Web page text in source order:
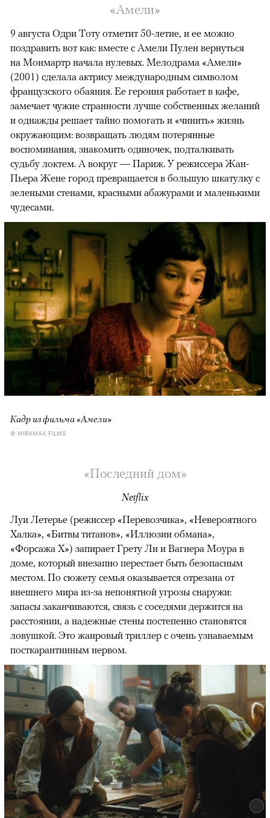
«Амели»
9 августа Одри Тоту отметит 50-летие, и ее можно
поздравить вот как: вместе с Амели Пулен вернуться
на Монмартр начала нулевых. Мелодрама «Амели»
(2001) сделала актрису международным символом
французского обаяния. Ее героиня работает в кафе,
замечает чужие странности лучше собственных желаний
и однажды решает тайно помогать и «чинить» жизнь
окружающим: возвращать людям потерянные
воспоминания, знакомить одиночек, подталкивать
судьбу локтем. А вокруг — Париж. У режиссера Жан-
Пьера Жене город превращается в большую шкатулку с
зелеными стенами, красными абажурами и маленькими
чудесами.
Кадр из фильма «Амели»
© MIRAMAX FILMS
«Последний дом»
Netflix
Луи Летерье (режиссер «Перевозчика», «Невероятного
Халка», «Битвы титанов», «Иллюзии обмана»,
«Форсажа X») запирает Грету Ли и Вагнера Моура в
доме, который внезапно перестает быть безопасным
местом. По сюжету семья оказывается отрезана от
внешнего мира из-за непонятной угрозы снаружи:
запасы заканчиваются, связь с соседями держится на
расстоянии, а надежные стены постепенно становятся
ловушкой. Это жанровый триллер с очень узнаваемым
посткарантинным нервом.